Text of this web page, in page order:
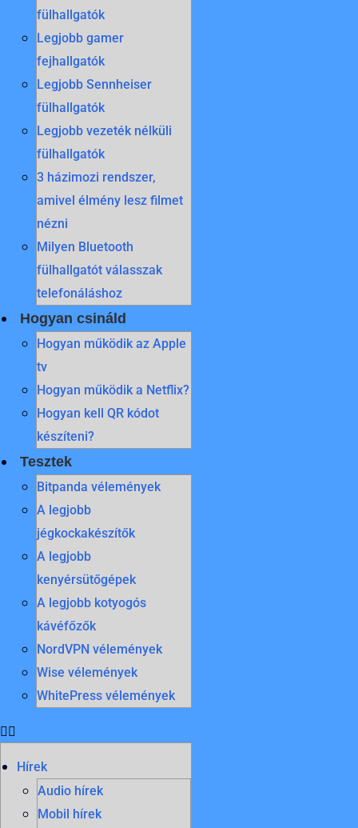
fülhallgatók
Legjobb gamer
fejhallgatók
Legjobb Sennheiser
fülhallgatók
Legjobb vezeték nélküli
fülhallgatók
3 házimozi rendszer,
amivel élmény lesz filmet
nézni
Milyen Bluetooth
fülhallgatót válasszak
telefonáláshoz
Hogyan csináld
Hogyan működik az Apple
tv
Hogyan működik a Netflix?
Hogyan kell QR kódot
készíteni?
Tesztek
Bitpanda vélemények
A legjobb
jégkockakészítők
A legjobb
kenyérsütőgépek
A legjobb kotyogós
kávéfőzők
NordVPN vélemények
Wise vélemények
WhitePress vélemények
Hírek
Audio hírek
Mobil hírek